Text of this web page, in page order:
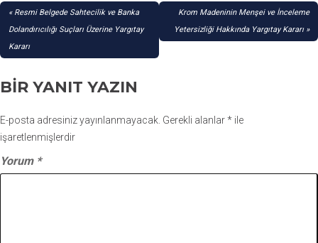
YAZI
GEZINMESI
Resmi Belgede Sahtecilik ve Banka
Dolandırıcılığı Suçları Üzerine Yargıtay
Kararı
Krom Madeninin Menşei ve İnceleme
Yetersizliği Hakkında Yargıtay Kararı
BIR YANIT YAZIN
E-posta adresiniz yayınlanmayacak. Gerekli alanlar* ile
işaretlenmişlerdir
Yorum *